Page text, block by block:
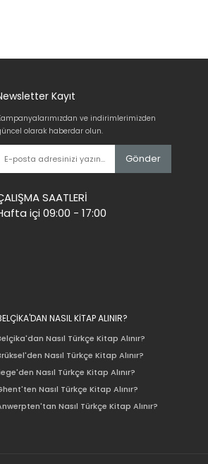
Kayıt
ve indirimlerimizden
olarak haberdar olun.
Gönder
SAATLERİ
içi 09:00 - 17:00
NASIL KİTAP ALINIR?
Nasıl Türkçe Kitap Alınır?
Nasıl Türkçe Kitap Alınır?
Nasıl Türkçe Kitap Alınır?
Nasıl Türkçe Kitap Alınır?
Nasıl Türkçe Kitap Alınır?